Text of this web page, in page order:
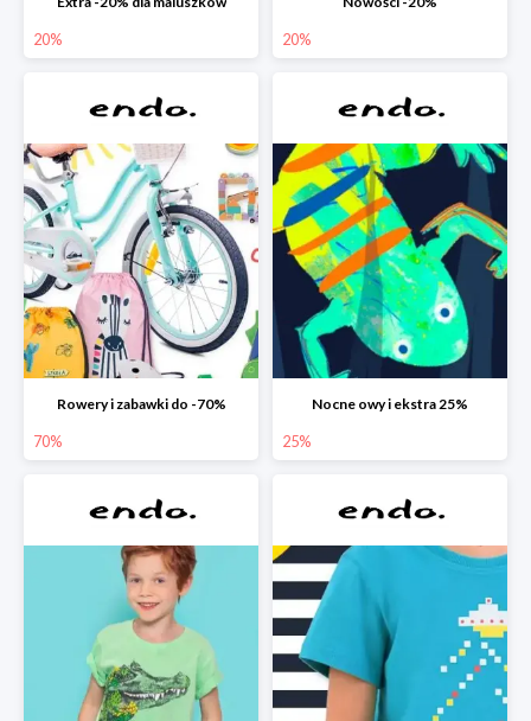
20% 20%
Rowery i zabawki do -70%
70%
Nocne owy i ekstra 25%
25%